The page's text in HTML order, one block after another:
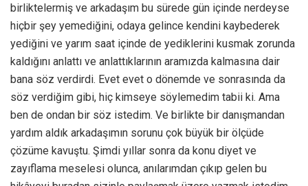
birliktelermiş ve arkadaşım bu sürede gün içinde nerdeyse
hiçbir şey yemediğini, odaya gelince kendini kaybederek
yediğini ve yarım saat içinde de yediklerini kusmak zorunda
kaldığını anlattı ve anlattıklarının aramızda kalmasına dair
bana söz verdirdi. Evet evet o dönemde ve sonrasında da
söz verdiğim gibi, hiç kimseye söylemedim tabii ki. Ama
ben de ondan bir söz istedim. Ve birlikte bir danışmandan
yardım aldık arkadaşımın sorunu çok büyük bir ölçüde
çözüme kavuştu. Şimdi yıllar sonra da konu diyet ve
zayıflama meselesi olunca, anılarımdan çıkıp gelen bu